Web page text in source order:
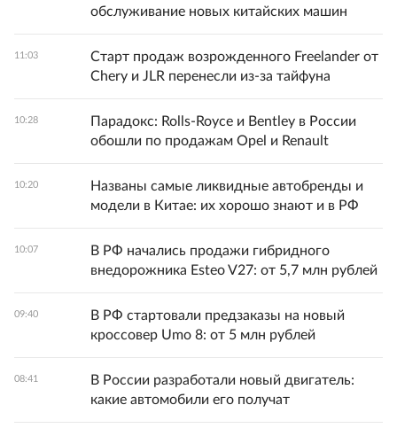
обслуживание новых китайских машин
11:03
Старт продаж возрожденного Freelander от
Chery и JLR перенесли из-за тайфуна
10:28
Парадокс: Rolls-Royce и Bentley в России
обошли по продажам Opel и Renault
10:20
Названы самые ликвидные автобренды и
модели в Китае: их хорошо знают и в РФ
10:07
В РФ начались продажи гибридного
внедорожника Esteo V27: от 5,7 млн рублей
09:40
В РФ стартовали предзаказы на новый
кроссовер Umo 8: от 5 млн рублей
08:41
В России разработали новый двигатель:
какие автомобили его получат